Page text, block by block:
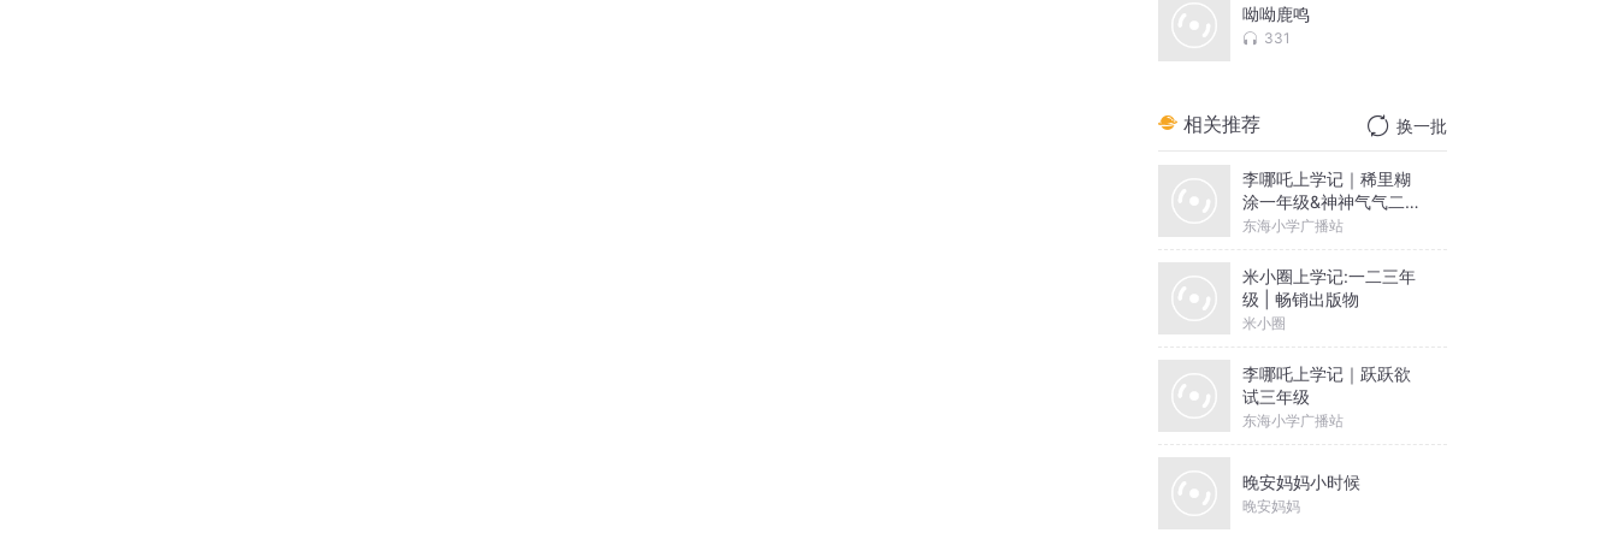
呦呦鹿鸣
331
相关推荐 换一批
李哪吒上学记｜稀里糊
涂一年级&神神气气二年
级
东海小学广播站
米小圈上学记:一二三年
级 | 畅销出版物
米小圈
李哪吒上学记｜跃跃欲
试三年级
东海小学广播站
晚安妈妈小时候
晚安妈妈